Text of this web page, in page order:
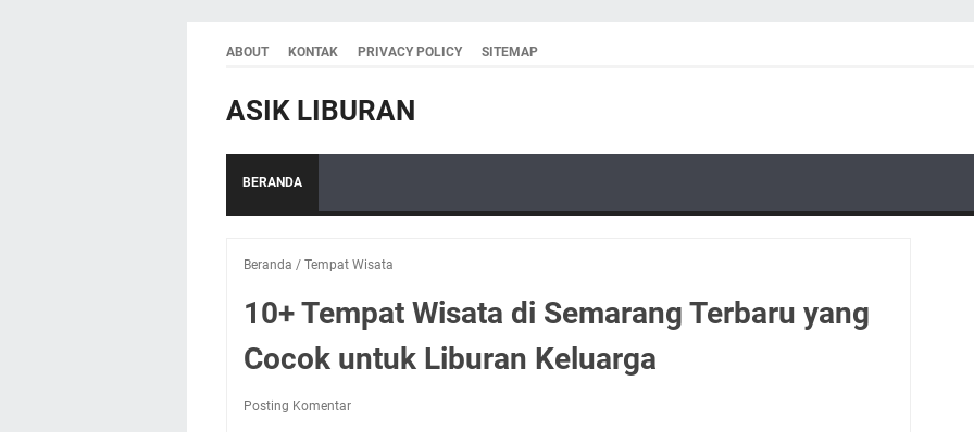
ABOUT KONTAK PRIVACY POLICY SITEMAP
ASIK LIBURAN
BERANDA
Beranda / Tempat Wisata
10+ Tempat Wisata di Semarang Terbaru yang
Cocok untuk Liburan Keluarga
Posting Komentar